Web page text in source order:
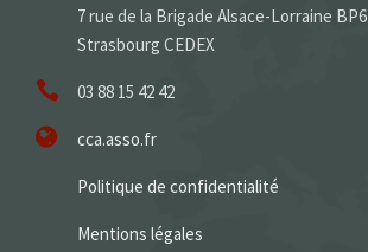
7 rue de la Brigade Alsace-Lorraine BP6
Strasbourg CEDEX
03 88 15 42 42
cca.asso.fr
Politique de confidentialité
Mentions légales